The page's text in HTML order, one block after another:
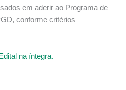
em aderir ao Programa de
conforme critérios
na íntegra.